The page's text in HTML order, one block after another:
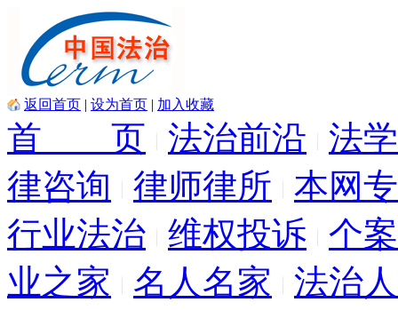
返回首页 | 设为首页 | 加入收藏
首 页 法治前沿
法
律咨询
律师律所
本网
行业法治 维权投诉
个
业之家
名人名家
法治